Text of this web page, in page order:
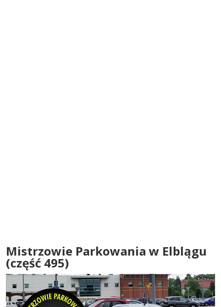
Mistrzowie Parkowania w Elblągu
(część 495)